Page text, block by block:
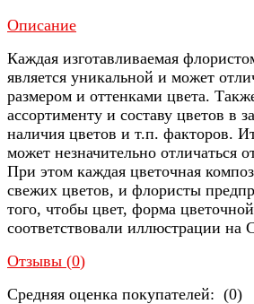
Описание
Каждая изготавливаемая
является уникальной и может
размером и оттенками цвета.
ассортименту и составу цветов в
наличия цветов и т.п. факторов.
может незначительно отличаться
При этом каждая цветочная
свежих цветов, и флористы
того, чтобы цвет, форма
соответствовали иллюстрации на
Отзывы (0)
Средняя оценка покупателей: (0)